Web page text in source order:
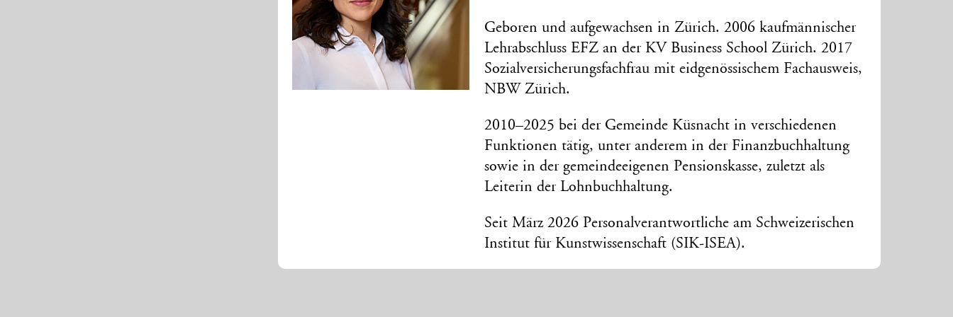
Geboren und aufgewachsen in Zürich. 2006 kaufmännischer
Lehrabschluss EFZ an der KV Business School Zürich. 2017
Sozialversicherungsfachfrau mit eidgenössischem Fachausweis,
NBW Zürich.
2010–2025 bei der Gemeinde Küsnacht in verschiedenen
Funktionen tätig, unter anderem in der Finanzbuchhaltung
sowie in der gemeindeeigenen Pensionskasse, zuletzt als
Leiterin der Lohnbuchhaltung.
Seit März 2026 Personalverantwortliche am Schweizerischen
Institut für Kunstwissenschaft (SIK-ISEA).